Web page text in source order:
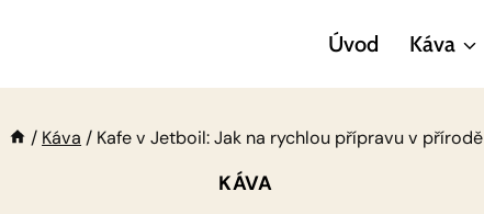
Úvod Káva
/ Káva / Kafe v Jetboil: Jak na rychlou přípravu v přírodě
KÁVA